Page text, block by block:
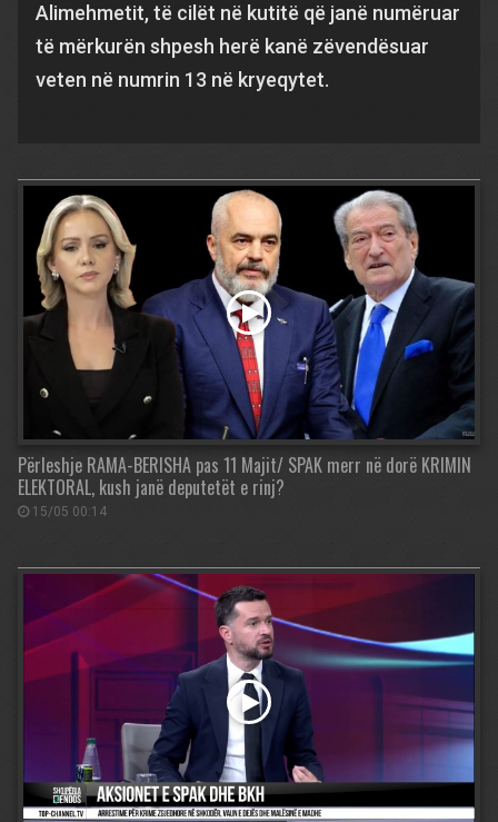
Alimehmetit, të cilët në kutitë që janë numëruar
të mërkurën shpesh herë kanë zëvendësuar
veten në numrin 13 në kryeqytet.
Përleshje RAMA-BERISHA pas 11 Majit/ SPAK merr në dorë KRIMIN
ELEKTORAL, kush janë deputetët e rinj?
15/05 00:14